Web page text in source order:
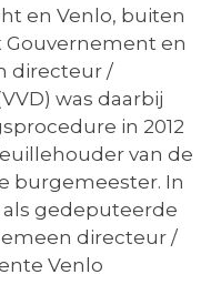
en Venlo, buiten
Gouvernement en
directeur /
was daarbij
in 2012
van de
burgemeester. In
als gedeputeerde
directeur /
Venlo